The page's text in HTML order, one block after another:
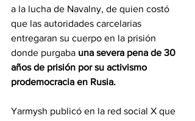
a la lucha de Navalny, de quien costó
que las autoridades carcelarias
entregaran su cuerpo en la prisión
donde purgaba una severa pena de 30
años de prisión por su activismo
prodemocracia en Rusia.
Yarmysh publicó en la red social X que